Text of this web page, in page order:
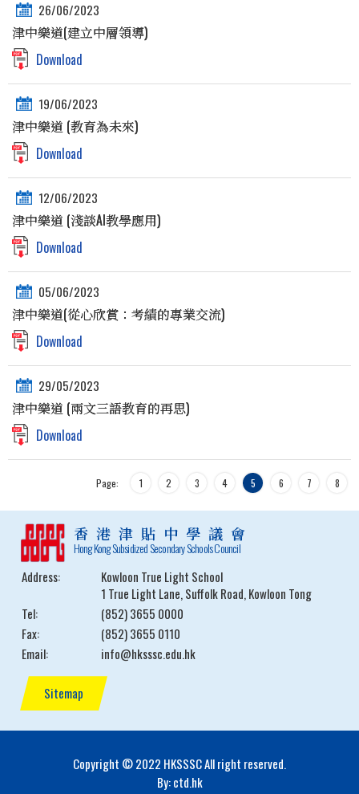
26/06/2023
津中樂道(建立中層領導)
Download
19/06/2023
津中樂道 (教育為未來)
Download
12/06/2023
津中樂道 (淺談AI教學應用)
Download
05/06/2023
津中樂道(從心欣賞：考績的專業交流)
Download
29/05/2023
津中樂道 (兩文三語教育的再思)
Download
Page: 1 2 3 4 5 6 7 8
香港津貼中學議會
Hong Kong Subsidized Secondary Schools Council
Address:
Kowloon True Light School
1 True Light Lane, Suffolk Road, Kowloon Tong
Tel:
(852) 3655 0000
Fax:
(852) 3655 0110
Email:
info@hksssc.edu.hk
Sitemap
Copyright © 2022 HKSSSC All right reserved.
By: ctd.hk